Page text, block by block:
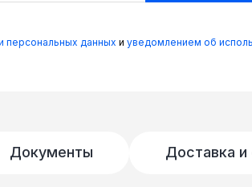
персональных данных и уведомлением об
Документы Доставка и